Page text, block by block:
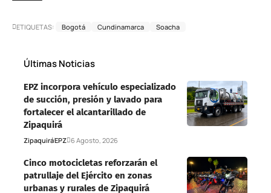
ETIQUETAS: Bogotá Cundinamarca Soacha
Últimas Noticias
EPZ incorpora vehículo especializado
de succión, presión y lavado para
fortalecer el alcantarillado de
Zipaquirá
ZipaquiráEPZ 6 Agosto, 2026
Cinco motocicletas reforzarán el
patrullaje del Ejército en zonas
urbanas y rurales de Zipaquirá